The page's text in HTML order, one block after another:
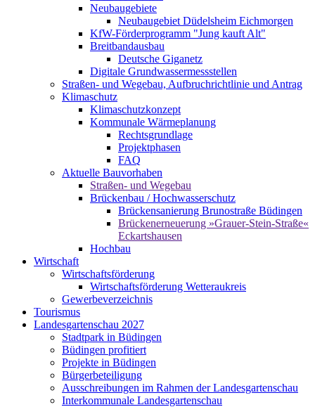
Neubaugebiete
Neubaugebiet Düdelsheim Eichmorgen
KfW-Förderprogramm "Jung kauft Alt"
Breitbandausbau
Deutsche Giganetz
Digitale Grundwassermessstellen
Straßen- und Wegebau, Aufbruchrichtlinie und Antrag
Klimaschutz
Klimaschutzkonzept
Kommunale Wärmeplanung
Rechtsgrundlage
Projektphasen
FAQ
Aktuelle Bauvorhaben
Straßen- und Wegebau
Brückenbau / Hochwasserschutz
Brückensanierung Brunostraße Büdingen
Brückenerneuerung »Grauer-Stein-Straße«
Eckartshausen
Hochbau
Wirtschaft
Wirtschaftsförderung
Wirtschaftsförderung Wetteraukreis
Gewerbeverzeichnis
Tourismus
Landesgartenschau 2027
Stadtpark in Büdingen
Büdingen profitiert
Projekte in Büdingen
Bürgerbeteiligung
Ausschreibungen im Rahmen der Landesgartenschau
Interkommunale Landesgartenschau